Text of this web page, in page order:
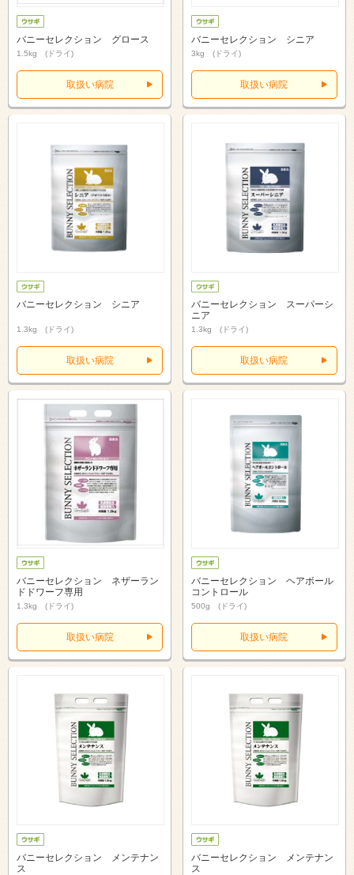
バニーセレクション グロース
1.5kg (ドライ)
取扱い病院
バニーセレクション シニア
3kg (ドライ)
取扱い病院
バニーセレクション シニア
1.3kg (ドライ)
取扱い病院
バニーセレクション スーパーシ
ニア
1.3kg (ドライ)
取扱い病院
バニーセレクション ネザーラン
ドドワーフ専用
1.3kg (ドライ)
取扱い病院
バニーセレクション ヘアボール
コントロール
500g (ドライ)
取扱い病院
バニーセレクション メンテナン
ス
バニーセレクション メンテナン
ス